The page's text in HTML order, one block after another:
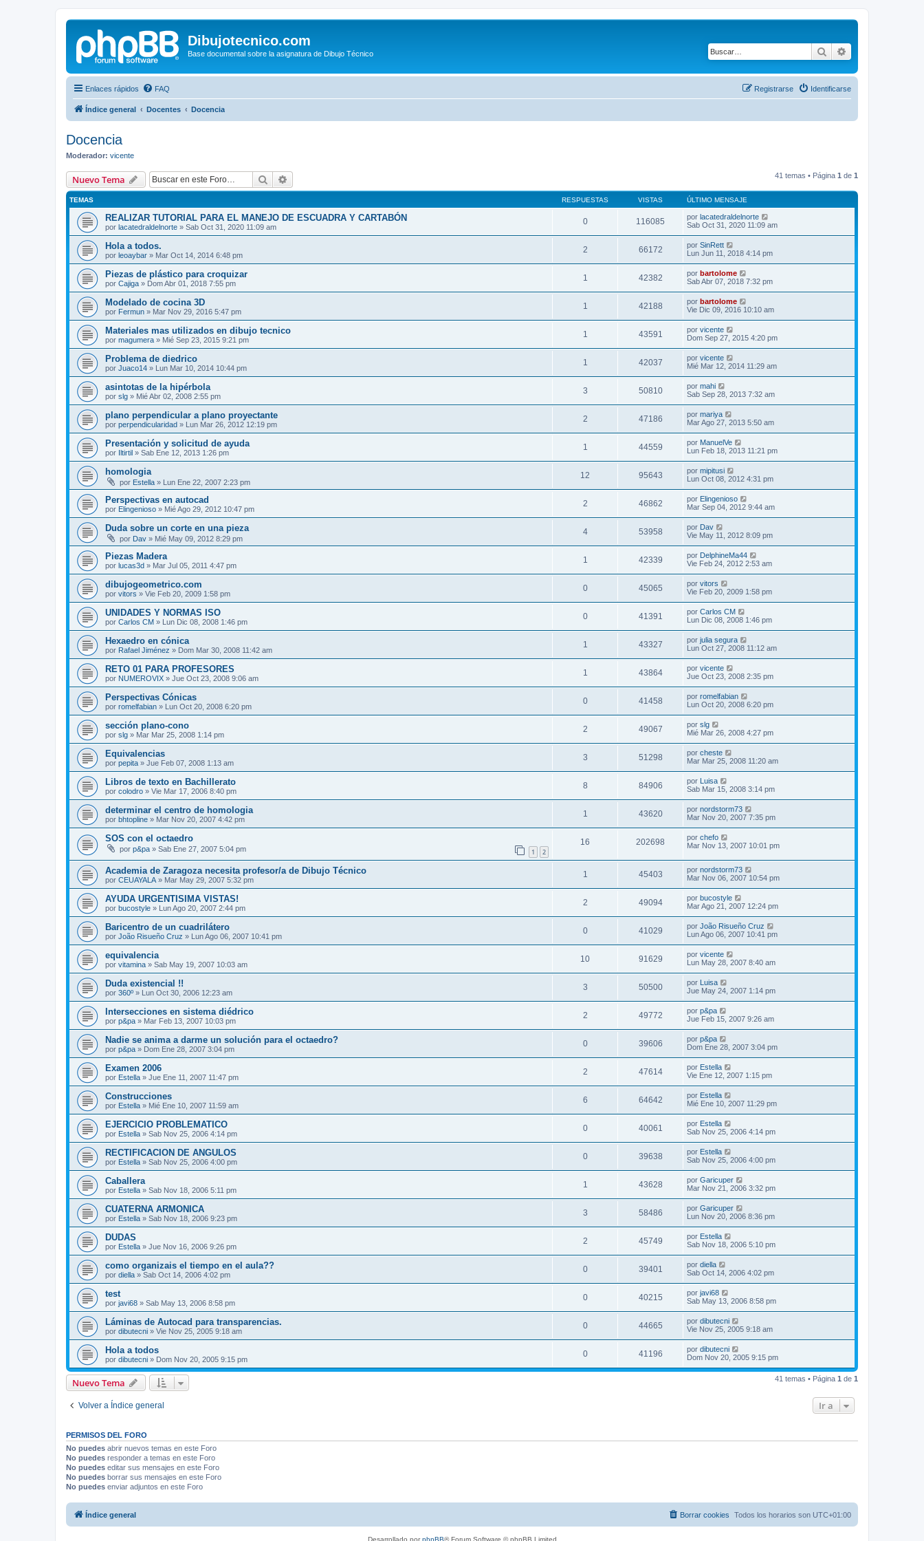
Dibujotecnico.com
Base documental sobre la asignatura de Dibujo Técnico Buscar
Enlaces rápidos FAQ Identificarse
Registrarse
Índice general Docentes Docencia
Docencia
Moderador: vicente
Nuevo Tema Buscar 41 temas • Página 1 de 1
TEMAS RESPUESTAS VISTAS ÚLTIMO MENSAJE
REALIZAR TUTORIAL PARA EL MANEJO DE ESCUADRA Y CARTABÓN
por lacatedraldelnorte » Sab Oct 31, 2020 11:09 am
0 116085 por lacatedraldelnorte
Sab Oct 31, 2020 11:09 am
Hola a todos.
por leoaybar » Mar Oct 14, 2014 6:48 pm
2 66172 por SinRett
Lun Jun 11, 2018 4:14 pm
Piezas de plástico para croquizar
por Cajiga » Dom Abr 01, 2018 7:55 pm
1 42382 por bartolome
Sab Abr 07, 2018 7:32 pm
Modelado de cocina 3D
por Fermun » Mar Nov 29, 2016 5:47 pm
1 42188 por bartolome
Vie Dic 09, 2016 10:10 am
Materiales mas utilizados en dibujo tecnico
por magumera » Mié Sep 23, 2015 9:21 pm
1 43591 por vicente
Dom Sep 27, 2015 4:20 pm
Problema de diedrico
por Juaco14 » Lun Mar 10, 2014 10:44 pm
1 42037 por vicente
Mié Mar 12, 2014 11:29 am
asintotas de la hipérbola
por slg » Mié Abr 02, 2008 2:55 pm
3 50810 por mahi
Sab Sep 28, 2013 7:32 am
plano perpendicular a plano proyectante
por perpendicularidad » Lun Mar 26, 2012 12:19 pm
2 47186 por mariya
Mar Ago 27, 2013 5:50 am
Presentación y solicitud de ayuda
por Iltirtil » Sab Ene 12, 2013 1:26 pm
1 44559 por ManuelVe
Lun Feb 18, 2013 11:21 pm
homologia
por Estella » Lun Ene 22, 2007 2:23 pm
12 95643 por mipitusi
Lun Oct 08, 2012 4:31 pm
Perspectivas en autocad
por Elingenioso » Mié Ago 29, 2012 10:47 pm
2 46862 por Elingenioso
Mar Sep 04, 2012 9:44 am
Duda sobre un corte en una pieza
por Dav » Mié May 09, 2012 8:29 pm
4 53958 por Dav
Vie May 11, 2012 8:09 pm
Piezas Madera
por lucas3d » Mar Jul 05, 2011 4:47 pm
1 42339 por DelphineMa44
Vie Feb 24, 2012 2:53 am
dibujogeometrico.com
por vitors » Vie Feb 20, 2009 1:58 pm
0 45065 por vitors
Vie Feb 20, 2009 1:58 pm
UNIDADES Y NORMAS ISO
por Carlos CM » Lun Dic 08, 2008 1:46 pm
0 41391 por Carlos CM
Lun Dic 08, 2008 1:46 pm
Hexaedro en cónica
por Rafael Jiménez » Dom Mar 30, 2008 11:42 am
1 43327 por julia segura
Lun Oct 27, 2008 11:12 am
RETO 01 PARA PROFESORES
por NUMEROVIX » Jue Oct 23, 2008 9:06 am
1 43864 por vicente
Jue Oct 23, 2008 2:35 pm
Perspectivas Cónicas
por romelfabian » Lun Oct 20, 2008 6:20 pm
0 41458 por romelfabian
Lun Oct 20, 2008 6:20 pm
sección plano-cono
por slg » Mar Mar 25, 2008 1:14 pm
2 49067 por slg
Mié Mar 26, 2008 4:27 pm
Equivalencias
por pepita » Jue Feb 07, 2008 1:13 am
3 51298 por cheste
Mar Mar 25, 2008 11:20 am
Libros de texto en Bachillerato
por colodro » Vie Mar 17, 2006 8:40 pm
8 84906 por Luisa
Sab Mar 15, 2008 3:14 pm
determinar el centro de homologia
por bhtopline » Mar Nov 20, 2007 4:42 pm
1 43620 por nordstorm73
Mar Nov 20, 2007 7:35 pm
SOS con el octaedro
por p&pa » Sab Ene 27, 2007 5:04 pm 1 2
16 202698 por chefo
Mar Nov 13, 2007 10:01 pm
Academia de Zaragoza necesita profesor/a de Dibujo Técnico
por CEUAYALA » Mar May 29, 2007 5:32 pm
1 45403 por nordstorm73
Mar Nov 06, 2007 10:54 pm
AYUDA URGENTISIMA VISTAS!
por bucostyle » Lun Ago 20, 2007 2:44 pm
2 49094 por bucostyle
Mar Ago 21, 2007 12:24 pm
Baricentro de un cuadrilátero
por João Risueño Cruz » Lun Ago 06, 2007 10:41 pm
0 41029 por João Risueño Cruz
Lun Ago 06, 2007 10:41 pm
equivalencia
por vitamina » Sab May 19, 2007 10:03 am
10 91629 por vicente
Lun May 28, 2007 8:40 am
Duda existencial !!
por 360º » Lun Oct 30, 2006 12:23 am
3 50500 por Luisa
Jue May 24, 2007 1:14 pm
Intersecciones en sistema diédrico
por p&pa » Mar Feb 13, 2007 10:03 pm
2 49772 por p&pa
Jue Feb 15, 2007 9:26 am
Nadie se anima a darme un solución para el octaedro?
por p&pa » Dom Ene 28, 2007 3:04 pm
0 39606 por p&pa
Dom Ene 28, 2007 3:04 pm
Examen 2006
por Estella » Jue Ene 11, 2007 11:47 pm
2 47614 por Estella
Vie Ene 12, 2007 1:15 pm
Construcciones
por Estella » Mié Ene 10, 2007 11:59 am
6 64642 por Estella
Mié Ene 10, 2007 11:29 pm
EJERCICIO PROBLEMATICO
por Estella » Sab Nov 25, 2006 4:14 pm
0 40061 por Estella
Sab Nov 25, 2006 4:14 pm
RECTIFICACION DE ANGULOS
por Estella » Sab Nov 25, 2006 4:00 pm
0 39638 por Estella
Sab Nov 25, 2006 4:00 pm
Caballera
por Estella » Sab Nov 18, 2006 5:11 pm
1 43628 por Garicuper
Mar Nov 21, 2006 3:32 pm
CUATERNA ARMONICA
por Estella » Sab Nov 18, 2006 9:23 pm
3 58486 por Garicuper
Lun Nov 20, 2006 8:36 pm
DUDAS
por Estella » Jue Nov 16, 2006 9:26 pm
2 45749 por Estella
Sab Nov 18, 2006 5:10 pm
como organizais el tiempo en el aula??
por diella » Sab Oct 14, 2006 4:02 pm
0 39401 por diella
Sab Oct 14, 2006 4:02 pm
test
por javi68 » Sab May 13, 2006 8:58 pm
0 40215 por javi68
Sab May 13, 2006 8:58 pm
Láminas de Autocad para transparencias.
por dibutecni » Vie Nov 25, 2005 9:18 am
0 44665 por dibutecni
Vie Nov 25, 2005 9:18 am
Hola a todos
por dibutecni » Dom Nov 20, 2005 9:15 pm
0 41196 por dibutecni
Dom Nov 20, 2005 9:15 pm
Nuevo Tema 41 temas • Página 1 de 1
Volver a Índice general Ir a
PERMISOS DEL FORO
No puedes abrir nuevos temas en este Foro
No puedes responder a temas en este Foro
No puedes editar sus mensajes en este Foro
No puedes borrar sus mensajes en este Foro
No puedes enviar adjuntos en este Foro
Índice general Todos los horarios son UTC+01:00
Borrar cookies
Desarrollado porphpBB® Forum Software © phpBB Limited